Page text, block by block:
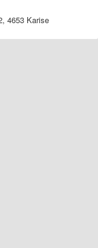
4653 Karise